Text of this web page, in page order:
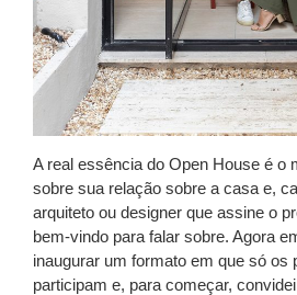
A real essência do Open House é o
sobre sua relação sobre a casa e,
arquiteto ou designer que assine o
bem-vindo para falar sobre. Agora
inaugurar um formato em que só os
participam e, para começar,